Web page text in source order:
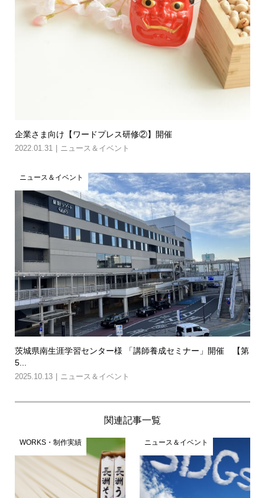
企業さま向け【ワードプレス研修②】開催
2022.01.31 ニュース＆イベント
ニュース＆イベント
茨城県南生涯学習センター様 「講師養成セミナー」開催 【第
5...
2025.10.13 ニュース＆イベント
関連記事一覧
WORKS・制作実績 ニュース＆イベント